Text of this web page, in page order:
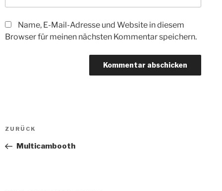
Name, E-Mail-Adresse und Website in diesem
Browser für meinen nächsten Kommentar speichern.
Vorheriger
ZURÜCK
Multicambooth